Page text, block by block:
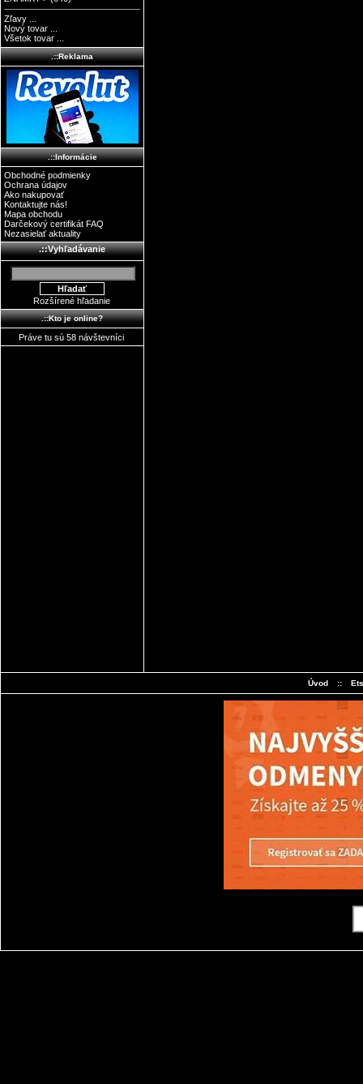
Zľavy ...
Nový tovar ...
Všetok tovar ...
.::Reklama
.::Informácie
Obchodné podmienky
Ochrana údajov
Ako nakupovať
Kontaktujte nás!
Mapa obchodu
Darčekový certifikát FAQ
Nezasielať aktuality
.::Vyhľadávanie
Rozšírené hľadanie
.::Kto je online?
Práve tu sú 58 návštevníci
Úvod ::